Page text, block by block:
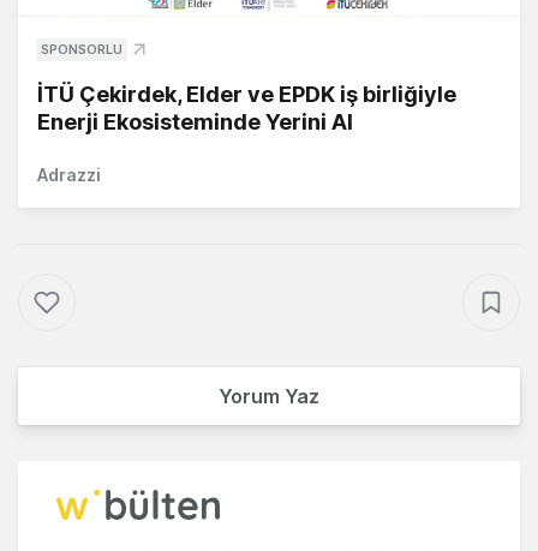
SPONSORLU
İTÜ Çekirdek, Elder ve EPDK iş birliğiyle
Enerji Ekosisteminde Yerini Al
Adrazzi
Yorum Yaz